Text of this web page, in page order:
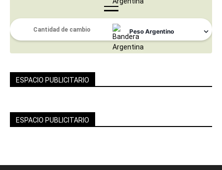
ESPACIO PUBLICITARIO
ESPACIO PUBLICITARIO